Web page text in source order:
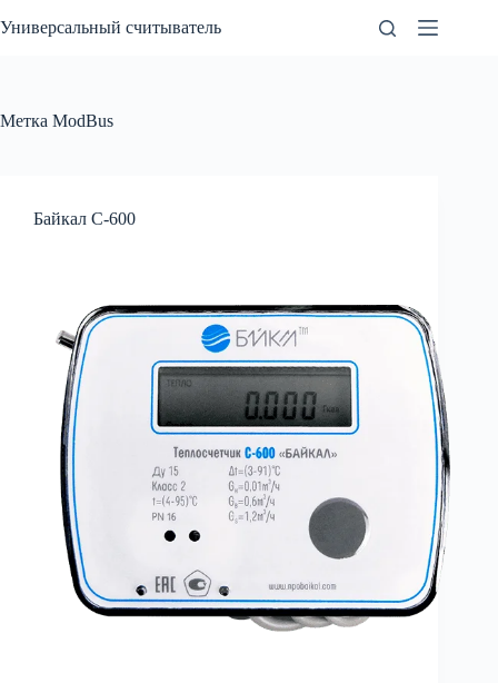
к
Универсальный считыватель
Метка ModBus
Байкал С-600